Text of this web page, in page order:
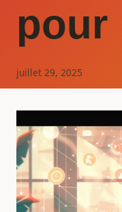
pour
juillet 29, 2025